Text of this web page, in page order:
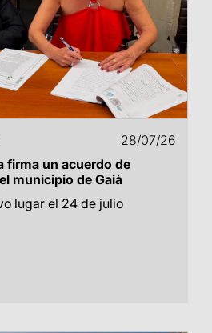
28/07/26
firma un acuerdo de
municipio de Gaià
lugar el 24 de julio